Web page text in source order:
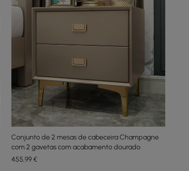
Conjunto de 2 mesas de cabeceira Champagne
com 2 gavetas com acabamento dourado
455,99€